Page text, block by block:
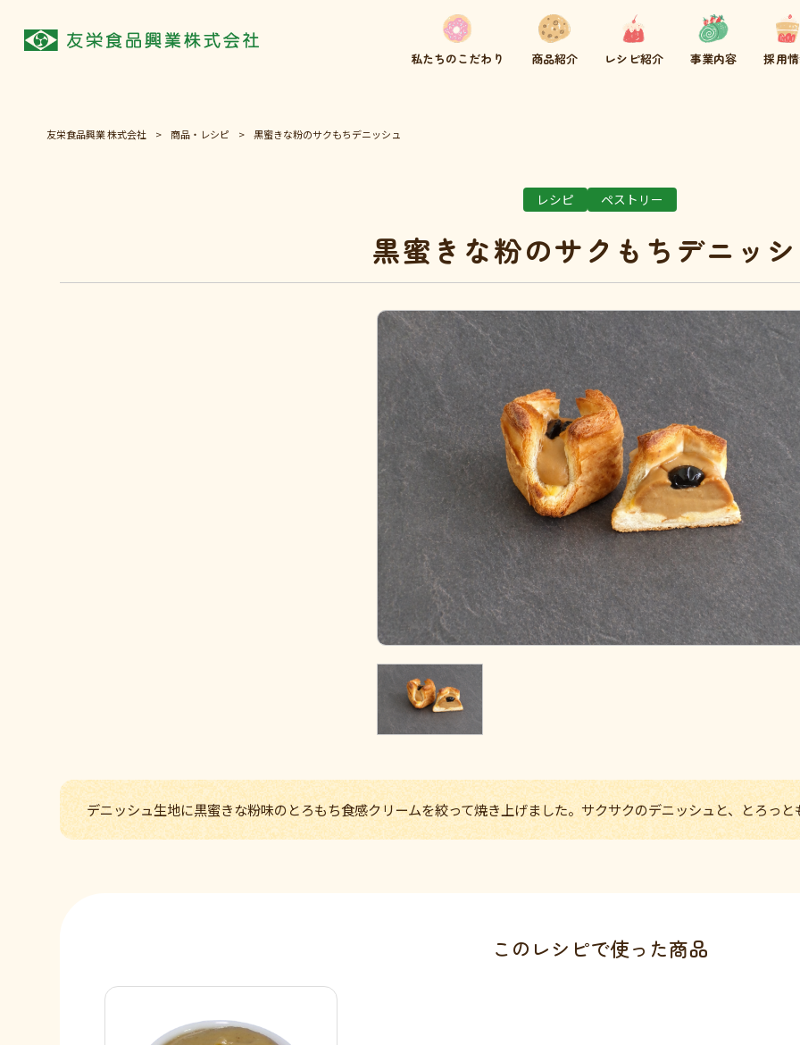
私たちのこだわり 商品紹介 レシピ紹介 事業内容 採用
友栄食品興業 株式会社 > 商品・レシピ > 黒蜜きな粉のサクもちデニッシュ
レシピ ペストリー
黒蜜きな粉のサクもちデニッ
デニッシュ生地に黒蜜きな粉味のとろもち食感クリームを絞って焼き上げました。サクサクのデニッシュと、とろっ
このレシピで使った商品